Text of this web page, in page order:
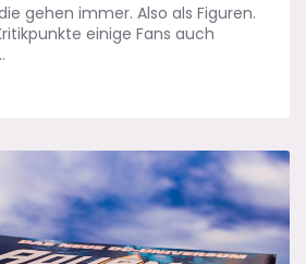
gehen immer. Also als Figuren.
einige Fans auch